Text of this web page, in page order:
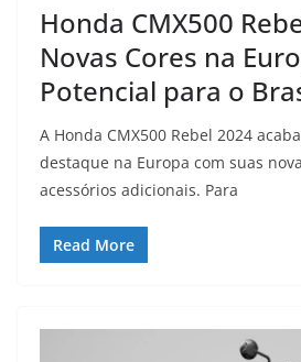
Honda CMX500
Novas Cores na
Potencial para o
A Honda CMX500 Rebel 2024
destaque na Europa com suas
acessórios adicionais. Para
Read More